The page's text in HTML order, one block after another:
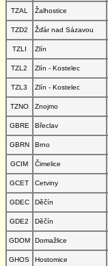
TZAL
Žalhostice
TZD2
Žďár nad Sázavou
TZLI
Zlín
TZL2
Zlín - Kostelec
TZL3
Zlín - Kostelec
TZNO
Znojmo
GBRE
Břeclav
GBRN
Brno
GCIM
Čimelice
GCET
Cetviny
GDEC
Děčín
GDE2
Děčín
GDOM
Domažlice
GHOS
Hostomice